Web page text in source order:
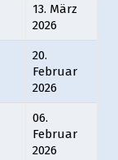
13. März
2026
20.
Februar
2026
06.
Februar
2026